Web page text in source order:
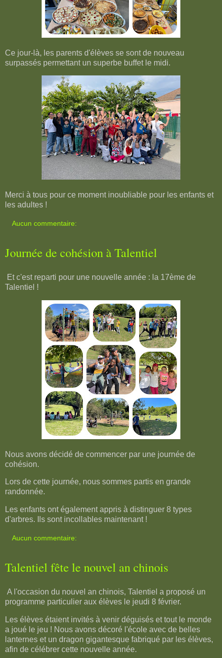
Ce jour-là, les parents d'élèves se sont de nouveau
surpassés permettant un superbe buffet le midi.
Merci à tous pour ce moment inoubliable pour les enfants et
les adultes !
Aucun commentaire:
Journée de cohésion à Talentiel
Et c'est reparti pour une nouvelle année : la 17ème de
Talentiel !
Nous avons décidé de commencer par une journée de
cohésion.
Lors de cette journée, nous sommes partis en grande
randonnée.
Les enfants ont également appris à distinguer 8 types
d'arbres. Ils sont incollables maintenant !
Aucun commentaire:
Talentiel fête le nouvel an chinois
A l'occasion du nouvel an chinois, Talentiel a proposé un
programme particulier aux élèves le jeudi 8 février.
Les élèves étaient invités à venir déguisés et tout le monde
a joué le jeu ! Nous avons décoré l'école avec de belles
lanternes et un dragon gigantesque fabriqué par les élèves,
afin de célébrer cette nouvelle année.